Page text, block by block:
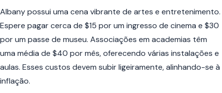
Albany possui uma cena vibrante de artes e entretenimento.
Espere pagar cerca de $15 por um ingresso de cinema e $30
por um passe de museu. Associações em academias têm
uma média de $40 por mês, oferecendo várias instalações e
aulas. Esses custos devem subir ligeiramente, alinhando-se à
inflação.